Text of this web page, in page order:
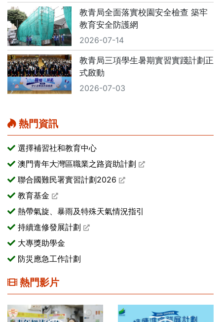
教青局全面落實校園安全檢查 築牢
教育安全防護網
2026-07-14
教青局三項學生暑期實習實踐計劃正
式啟動
2026-07-03
熱門資訊
選擇補習社和教育中心
澳門青年大灣區職業之路資助計劃
聯合國難民署實習計劃2026
教育基金
熱帶氣旋、暴雨及特殊天氣情況指引
持續進修發展計劃
大專獎助學金
防災應急工作計劃
熱門影片